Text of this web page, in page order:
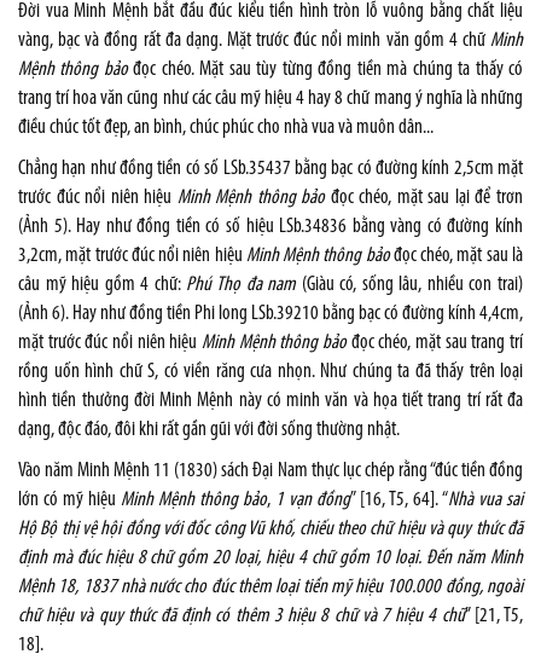
Đời vua Minh Mệnh bắt đầu đúc kiểu tiền hình tròn lỗ vuông bằng chất liệu
vàng, bạc và đồng rất đa dạng. Mặt trước đúc nổi minh văn gồm 4 chữ Minh
Mệnh thông bảođọc chéo. Mặt sau tùy từng đồng tiền mà chúng ta thấy có
trang trí hoa văn cũng như các câu mỹ hiệu 4 hay 8 chữ mang ý nghĩa là những
điều chúc tốt đẹp, an bình, chúc phúc cho nhà vua và muôn dân...
Chẳng hạn như đồng tiền có số LSb.35437 bằng bạc có đường kính 2,5cm mặt
trước đúc nổi niên hiệu Minh Mệnh thông bảođọc chéo, mặt sau lại để trơn
(Ảnh 5). Hay như đồng tiền có số hiệu LSb.34836 bằng vàng có đường kính
3,2cm, mặt trước đúc nổi niên hiệu Minh Mệnh thông bảođọc chéo, mặt sau là
câu mỹ hiệu gồm 4 chữ: Phú Thọ đa nam(Giàu có, sống lâu, nhiều con trai)
(Ảnh 6). Hay như đồng tiền Phi long LSb.39210 bằng bạc có đường kính 4,4cm,
mặt trước đúc nổi niên hiệu Minh Mệnh thông bảođọc chéo, mặt sau trang trí
rồng uốn hình chữ S, có viền răng cưa nhọn. Như chúng ta đã thấy trên loại
hình tiền thưởng đời Minh Mệnh này có minh văn và họa tiết trang trí rất đa
dạng, độc đáo, đôi khi rất gần gũi với đời sống thường nhật.
Vào năm Minh Mệnh 11 (1830) sách Đại Nam thực lục chép rằng “đúc tiền đồng
lớn có mỹ hiệu Minh Mệnh thông bảo, 1 vạn đồng” [16, T5, 64]. “Nhà vua sai
Hộ Bộ thị vệ hội đồng với đốc công Vũ khố, chiếu theo chữ hiệu và quy thức đã
định mà đúc hiệu 8 chữ gồm 20 loại, hiệu 4 chữ gồm 10 loại. Đến năm Minh
Mệnh 18, 1837 nhà nước cho đúc thêm loại tiền mỹ hiệu 100.000 đồng, ngoài
chữ hiệu và quy thức đã định có thêm 3 hiệu 8 chữ và 7 hiệu 4 chữ” [21, T5,
18].